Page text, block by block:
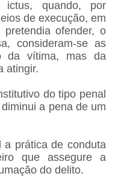
ictus, quando, por
de execução, em
ofender, o
consideram-se as
da vítima, mas da
atingir.
do tipo penal
a pena de um
a prática de conduta
que assegure a
do delito.